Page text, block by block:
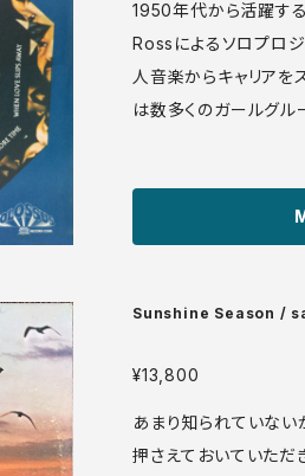
1950年代から活躍す
Rossによるソロプロジ
人音楽からキャリアを
は数多くのガールグル
系のアーティストも手
ファーストアルバム
気に入りまで、コーラ
Colossus CS 1003 LP US盤 69年 media: VG
Sunshine Season /
¥13,800
あまり知られていない
押さえておいていただ